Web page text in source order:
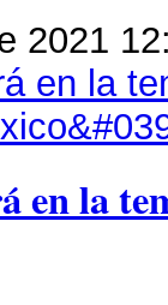
2021
en la